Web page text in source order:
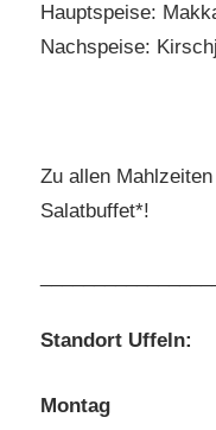
Hauptspeise:
Nachspeise:
Zu allen
Salatbuffet*!
Standort Uffeln:
Montag